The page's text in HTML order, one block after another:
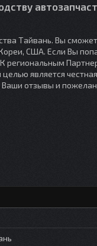
Тайвань. Вы
Кореи, США. Если Вы
региональным
является
отзывы и